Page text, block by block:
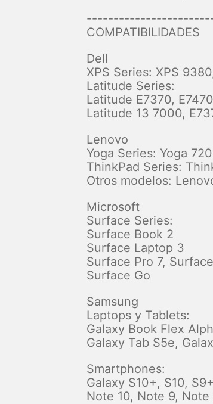
COMPATIBILIDADES
Dell
XPS Series: XPS
Latitude Series:
Latitude E7370,
Latitude 13 7000,
Lenovo
Yoga Series: Yoga
ThinkPad Series:
Otros modelos:
Microsoft
Surface Series:
Surface Book 2
Surface Laptop 3
Surface Pro 7,
Surface Go
Samsung
Laptops y Tablets:
Galaxy Book Flex
Galaxy Tab S5e,
Smartphones:
Galaxy S10+, S10,
Note 10, Note 9, Note